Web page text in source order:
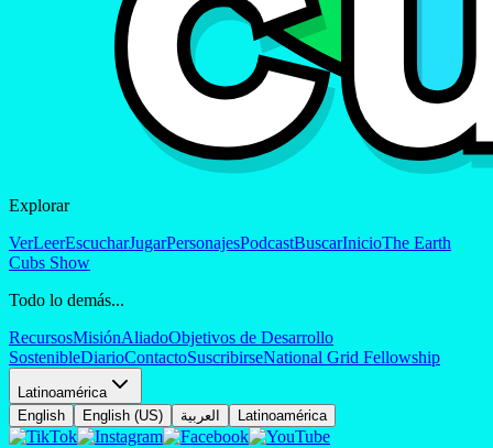
Explorar
VerLeerEscucharJugarPersonajesPodcastBuscarInicioThe Earth
Cubs Show
Todo lo demás...
RecursosMisiónAliadoObjetivos de Desarrollo
SostenibleDiarioContactoSuscribirseNational Grid Fellowship
Latinoamérica
English
English (US) العربية Latinoamérica